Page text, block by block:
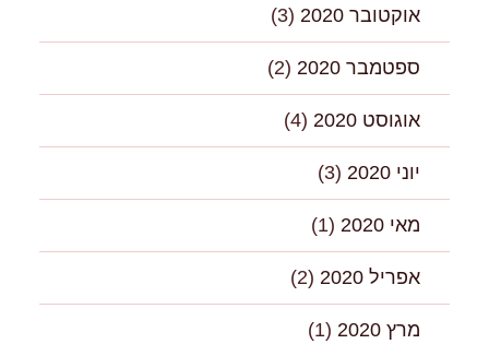
אוקטובר 2020 (3)
ספטמבר 2020 (2)
אוגוסט 2020 (4)
יוני 2020 (3)
מאי 2020 (1)
אפריל 2020 (2)
מרץ 2020 (1)